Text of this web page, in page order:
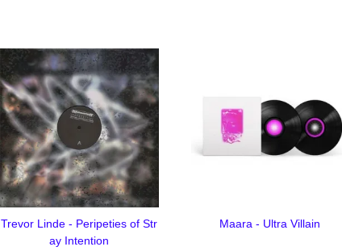
Trevor Linde - Peripeties of Str
ay Intention
Maara - Ultra Villain